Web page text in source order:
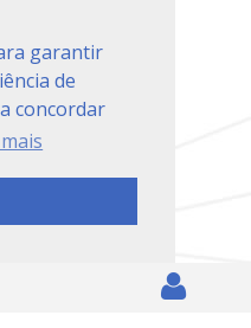
garantir
de
concordar